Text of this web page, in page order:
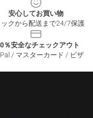
安心してお買い物
ックから配送まで24/7保護
％安全なチェックアウト
/ マスターカード / ビザ